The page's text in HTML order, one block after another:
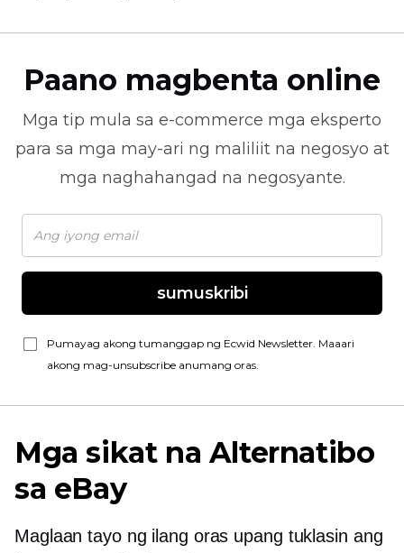
Paano magbenta online
Mga tip mula sa e-commerce mga eksperto
para sa mga may-ari ng maliliit na negosyo at
mga naghahangad na negosyante.
sumuskribi
Pumayag akong tumanggap ng Ecwid Newsletter. Maaari
akong mag-unsubscribe anumang oras.
Mga sikat na Alternatibo
sa eBay
Maglaan tayo ng ilang oras upang tuklasin ang